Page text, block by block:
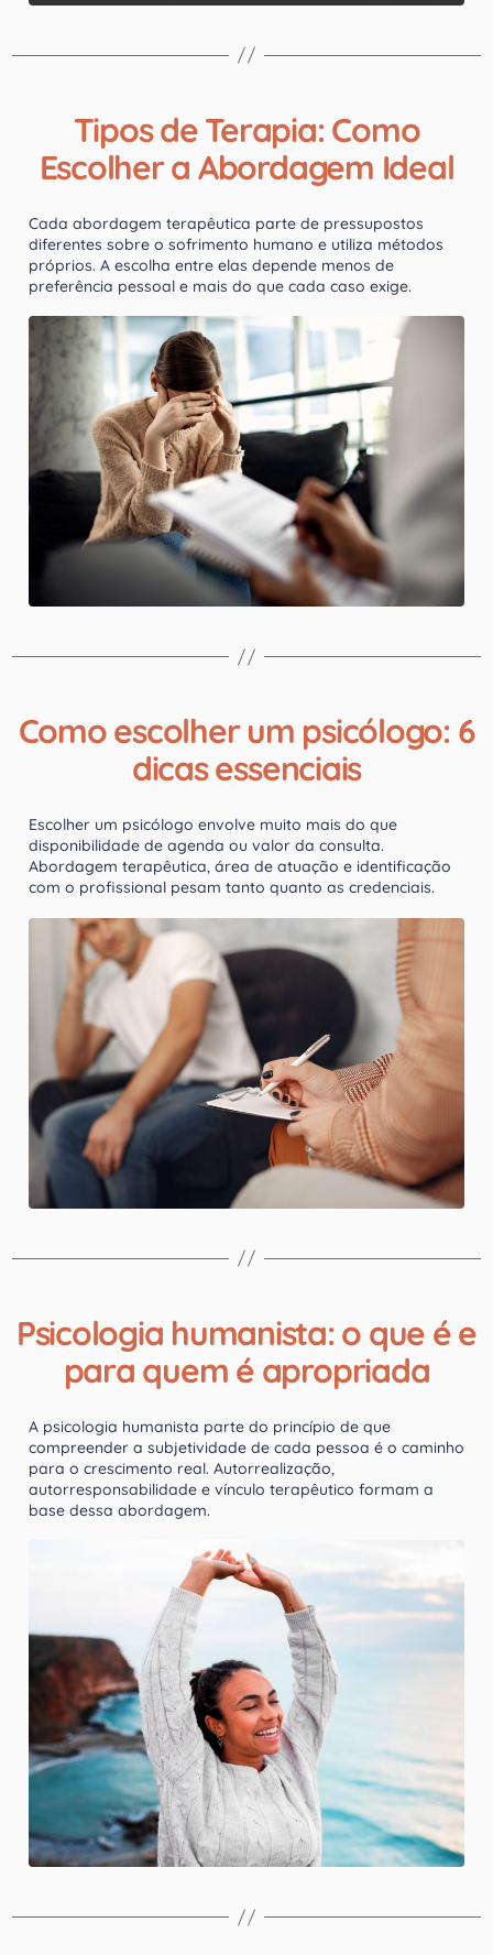
Tipos de Terapia: Como
Escolher a Abordagem Ideal
Cada abordagem terapêutica parte de pressupostos
diferentes sobre o sofrimento humano e utiliza métodos
próprios. A escolha entre elas depende menos de
preferência pessoal e mais do que cada caso exige.
Como escolher um psicólogo: 6
dicas essenciais
Escolher um psicólogo envolve muito mais do que
disponibilidade de agenda ou valor da consulta.
Abordagem terapêutica, área de atuação e identificação
com o profissional pesam tanto quanto as credenciais.
Psicologia humanista: o que é e
para quem é apropriada
A psicologia humanista parte do princípio de que
compreender a subjetividade de cada pessoa é o caminho
para o crescimento real. Autorrealização,
autorresponsabilidade e vínculo terapêutico formam a
base dessa abordagem.